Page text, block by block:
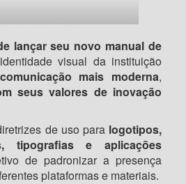
lançar seu novo manual de
visual da instituição
comunicação mais moderna,
seus valores de inovação
de uso para logotipos,
tipografias e aplicações
de padronizar a presença
plataformas e materiais.